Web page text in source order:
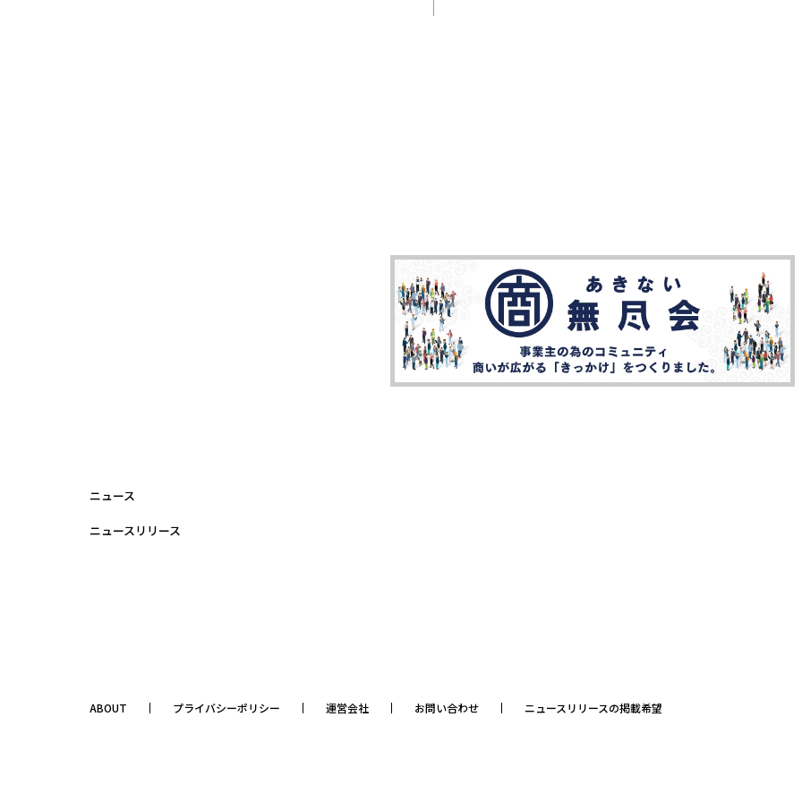
ニュース
ニュースリリース
ABOUT プライバシーポリシー 運営会社 お問い合わせ ニュースリリースの掲載希望